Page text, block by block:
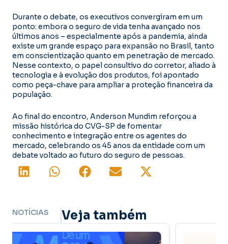
Durante o debate, os executivos convergiram em um
ponto: embora o seguro de vida tenha avançado nos
últimos anos – especialmente após a pandemia, ainda
existe um grande espaço para expansão no Brasil, tanto
em conscientização quanto em penetração de mercado.
Nesse contexto, o papel consultivo do corretor, aliado à
tecnologia e à evolução dos produtos, foi apontado
como peça-chave para ampliar a proteção financeira da
população.
Ao final do encontro, Anderson Mundim reforçou a
missão histórica do CVG-SP de fomentar
conhecimento e integração entre os agentes do
mercado, celebrando os 45 anos da entidade com um
debate voltado ao futuro do seguro de pessoas.
NOTÍCIAS Veja também